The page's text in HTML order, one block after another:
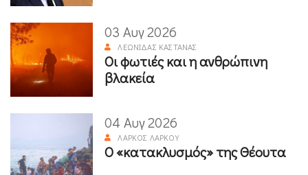
03 Αυγ 2026
ΛΕΩΝΊΔΑΣ ΚΑΣΤΑΝΆΣ
Οι φωτιές και η ανθρώπινη
βλακεία
04 Αυγ 2026
ΛΆΡΚΟΣ ΛΆΡΚΟΥ
Ο «κατακλυσμός» της Θέουτα